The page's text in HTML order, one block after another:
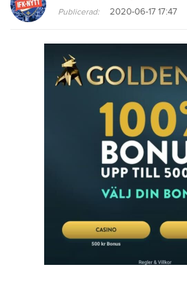
Publicerad: 2020-06-17 17:47